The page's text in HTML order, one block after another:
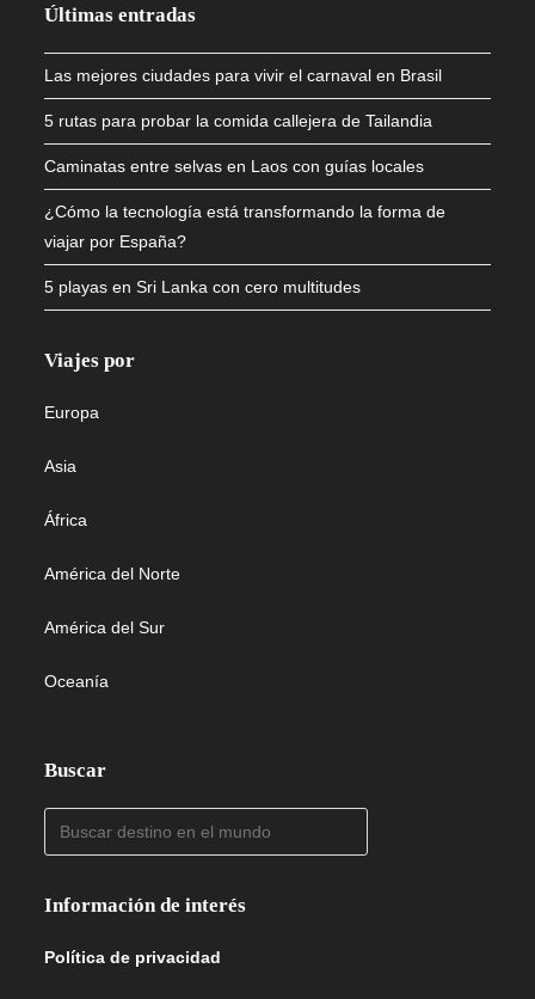
Últimas entradas
Las mejores ciudades para vivir el carnaval en Brasil
5 rutas para probar la comida callejera de Tailandia
Caminatas entre selvas en Laos con guías locales
¿Cómo la tecnología está transformando la forma de
viajar por España?
5 playas en Sri Lanka con cero multitudes
Viajes por
Europa
Asia
África
América del Norte
América del Sur
Oceanía
Buscar
Información de interés
Política de privacidad